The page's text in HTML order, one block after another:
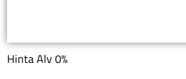
Hinta Alv 0%